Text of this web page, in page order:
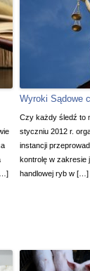
Wyroki Sądowe
Czy każdy śledź to
styczniu 2012 r.
instancji
kontrolę w zakresie
handlowej ryb w […]